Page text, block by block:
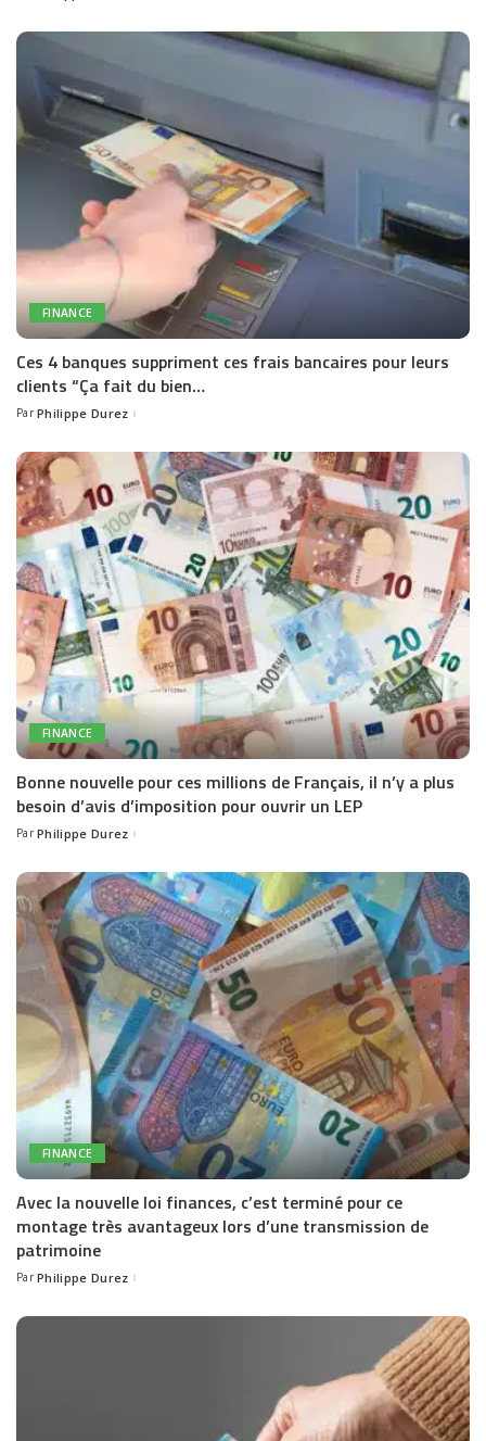
FINANCE
Ces 4 banques suppriment ces frais bancaires pour leurs
clients “Ça fait du bien…
Posted
Par Philippe Durez
FINANCE
Bonne nouvelle pour ces millions de Français, il n’y a plus
besoin d’avis d’imposition pour ouvrir un LEP
Posted
Par Philippe Durez
FINANCE
Avec la nouvelle loi finances, c’est terminé pour ce
montage très avantageux lors d’une transmission de
patrimoine
Posted
Par Philippe Durez